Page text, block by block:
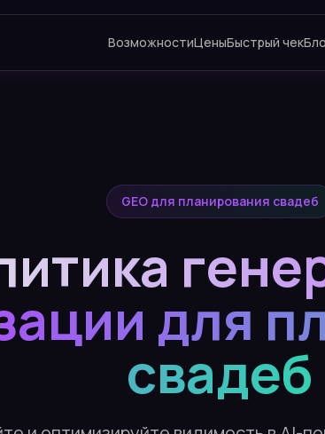
ВозможностиЦеныБыстрый чек
GEO для планирования свадеб
для
свадеб